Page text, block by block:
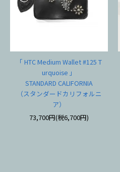
「 HTC Medium Wallet #125 T
urquoise 」
STANDARD CALIFORNIA
（スタンダードカリフォルニ
ア）
73,700円(税6,700円)